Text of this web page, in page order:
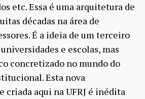
etc. Essa é uma arquitetura de
décadas na área de
É a ideia de um terceiro
e escolas, mas
concretizado no mundo do
Esta nova
aqui na UFRJ é inédita